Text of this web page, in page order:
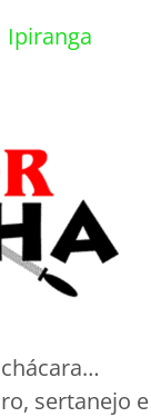
Ipiranga
sertanejo e